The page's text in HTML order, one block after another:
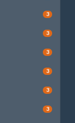
3
3
3
3
3
3